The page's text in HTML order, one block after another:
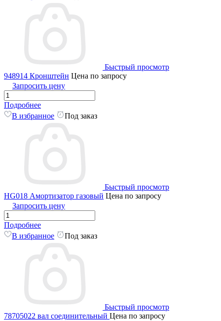
Быстрый просмотр
948914 Кронштейн Цена по запросу
Запросить цену
Подробнее
В избранное
Под заказ
Быстрый просмотр
HG018 Амортизатор газовый Цена по запросу
Запросить цену
Подробнее
В избранное
Под заказ
Быстрый просмотр
78705022 вал соединительный Цена по запросу